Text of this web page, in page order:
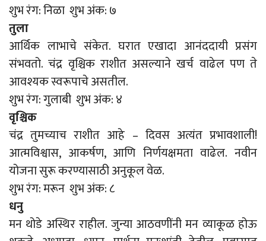
शुभ रंग: निळा शुभ अंक: ७
तुला
आर्थिक लाभाचे संकेत. घरात एखादा आनंददायी प्रसंग
संभवतो. चंद्र वृश्चिक राशीत असल्याने खर्च वाढेल पण ते
आवश्यक स्वरूपाचे असतील.
शुभ रंग: गुलाबी शुभ अंक: ४
वृश्चिक
चंद्र तुमच्याच राशीत आहे – दिवस अत्यंत प्रभावशाली!
आत्मविश्वास, आकर्षण, आणि निर्णयक्षमता वाढेल. नवीन
योजना सुरू करण्यासाठी अनुकूल वेळ.
शुभ रंग: मरून शुभ अंक: ८
धनु
मन थोडे अस्थिर राहील. जुन्या आठवणींनी मन व्याकूळ होऊ